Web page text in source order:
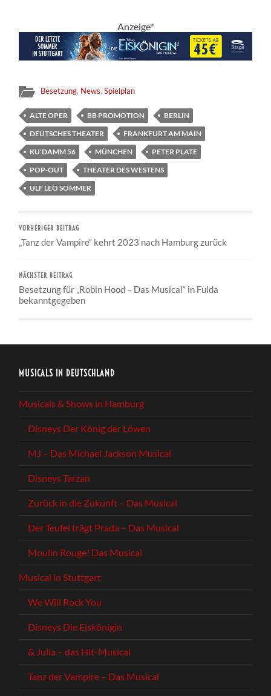
Anzeige*
Besetzung, News,Spielplan
ALTE OPER BB PROMOTION
BERLIN
DEUTSCHES THEATER
FRANKFURT AM MAIN
KU'DAMM 56
MÜNCHEN
PETER PLATE
POP-OUT
THEATER DES WESTENS
ULF LEO SOMMER
VORHERIGER BEITRAG
„Tanz der Vampire“ kehrt 2023 nach Hamburg zurück
NÄCHSTER BEITRAG
Besetzung für „Robin Hood – Das Musical“ in Fulda
bekanntgegeben
MUSICALS IN DEUTSCHLAND
Musicals & Shows in Hamburg
Disneys Der König der Löwen
MJ – Das Michael Jackson Musical
Disneys Tarzan
Zurück in die Zukunft – Das Musical
Der Teufel trägt Prada – Das Musical
Moulin Rouge! Das Musical
Musical in Stuttgart
We Will Rock You
Disneys Die Eiskönigin
& Julia – das Hit-Musical
Tanz der Vampire – Das Musical